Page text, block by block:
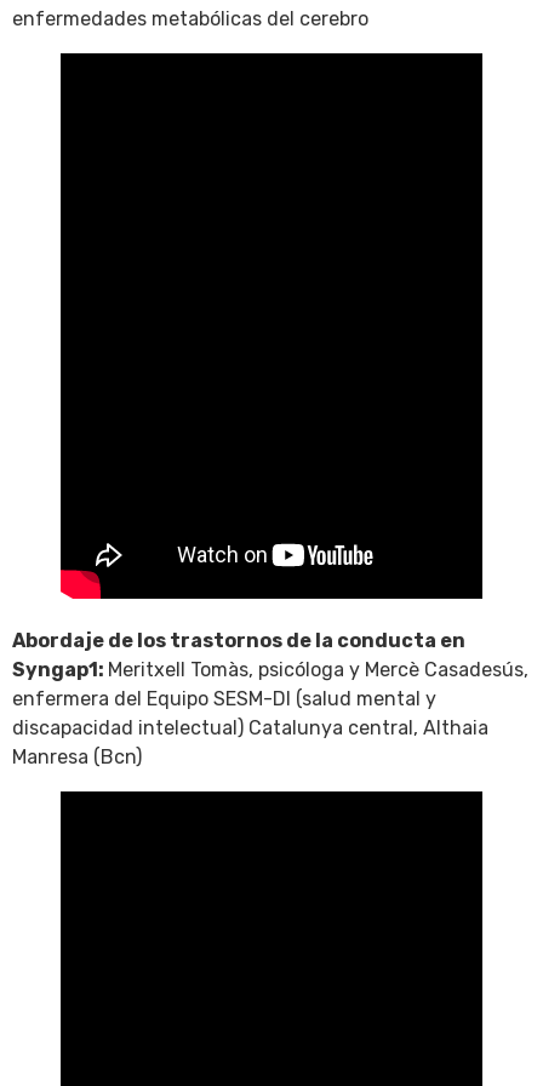
enfermedades metabólicas del cerebro
Abordaje de los trastornos de la conducta en
Syngap1: Meritxell Tomàs, psicóloga y Mercè Casadesús,
enfermera del Equipo SESM-DI (salud mental y
discapacidad intelectual) Catalunya central, Althaia
Manresa (Bcn)